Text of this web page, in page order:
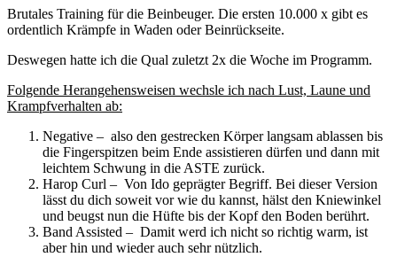
Brutales Training für die Beinbeuger. Die ersten 10.000 x gibt es
ordentlich Krämpfe in Waden oder Beinrückseite.
Deswegen hatte ich die Qual zuletzt 2x die Woche im Programm.
Folgende Herangehensweisen wechsle ich nach Lust, Laune und
Krampfverhalten ab:
Negative – also den gestrecken Körper langsam ablassen bis
die Fingerspitzen beim Ende assistieren dürfen und dann mit
leichtem Schwung in die ASTE zurück.
Harop Curl – Von Ido geprägter Begriff. Bei dieser Version
lässt du dich soweit vor wie du kannst, hälst den Kniewinkel
und beugst nun die Hüfte bis der Kopf den Boden berührt.
Band Assisted – Damit werd ich nicht so richtig warm, ist
aber hin und wieder auch sehr nützlich.